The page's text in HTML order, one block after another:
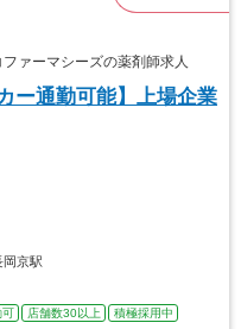
ァーマシーズの薬剤師求人
ー通勤可能】上場企業
岡京駅
可 店舗数30以上 積極採用中